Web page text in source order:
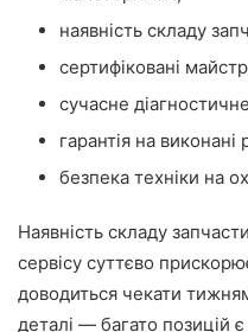
наявність складу
сертифіковані
сучасне
гарантія на виконані
безпека техніки на
Наявність складу
сервісу суттєво
доводиться чекати
деталі — багато позицій